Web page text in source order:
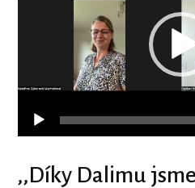
‚‚Díky Dalimu